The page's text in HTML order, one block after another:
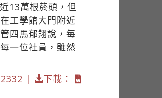
13萬根菸頭，但
工學館大門附近
四馬郁翔說，每
一位社員，雖然
| 下載：